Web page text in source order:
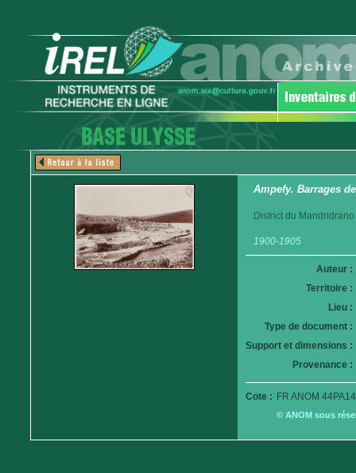
Ampefy. Barrages
District du Mandridrano
1900-1905
Auteur :
Territoire :
Lieu :
Type de document :
Support et dimensions :
Provenance :
Cote : FR ANOM
© ANOM sous